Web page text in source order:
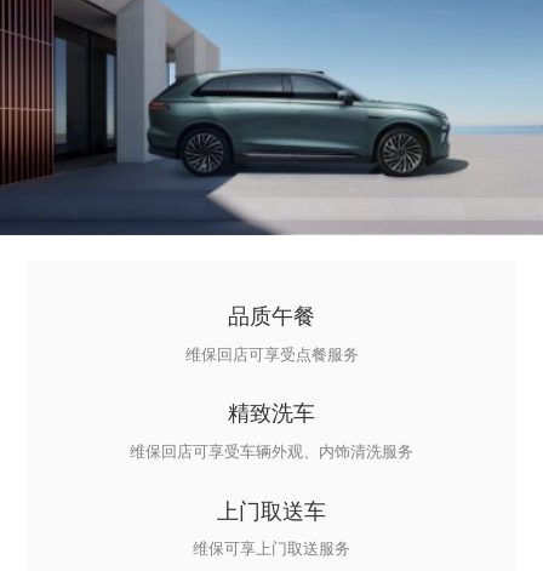
品质午餐
维保回店可享受点餐服务
精致洗车
维保回店可享受车辆外观、内饰清洗服务
上门取送车
维保可享上门取送服务